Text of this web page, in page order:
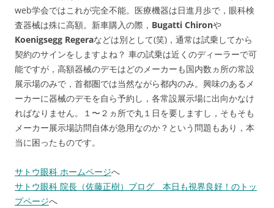
web学会ではこれが完全不能。医療機器は日進月歩で，眼科検
査器械は殊に高額。新車購入の際， Bugatti Chironや
Koenigsegg Regeraなどは別として(笑)，通常は試乗してから
契約のサインをしますよね？ 車の試乗は近くのディーラーで可
能ですが，高額器械のデモはどのメーカーも国内数ヵ所の常設
展示場のみで，首都圏では当然ながら都内のみ。興味のあるメ
ーカーに器械のデモを自ら予約し，各常設展示場に出向かなけ
ればなりません。１〜２ヵ所で丸１日を要しますし，そもそも
メーカー展示場訪問自体が急用なのか？という問題もあり，本
当に困ったものです。
サトウ眼科 ホームページへ
サトウ眼科 院長（佐藤正樹）ブログ 本日も視界良好！のトッ
プページへ